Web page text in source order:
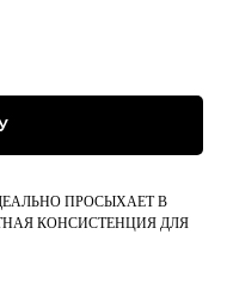
ПРОСЫХАЕТ В
КОНСИСТЕНЦИЯ ДЛЯ